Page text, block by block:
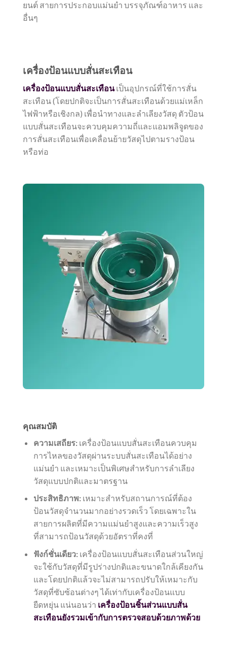
ยนต์ สายการประกอบแม่นยำ บรรจุภัณฑ์อาหาร และ
อื่นๆ
เครื่องป้อนแบบสั่นสะเทือน
เครื่องป้อนแบบสั่นสะเทือนเป็นอุปกรณ์ที่ใช้การสั่น
สะเทือน (โดยปกติจะเป็นการสั่นสะเทือนด้วยแม่เหล็ก
ไฟฟ้าหรือเชิงกล) เพื่อนำทางและลำเลียงวัสดุ ตัวป้อน
แบบสั่นสะเทือนจะควบคุมความถี่และแอมพลิจูดของ
การสั่นสะเทือนเพื่อเคลื่อนย้ายวัสดุไปตามรางป้อน
หรือท่อ
คุณสมบัติ
ความเสถียร:เครื่องป้อนแบบสั่นสะเทือนควบคุม
การไหลของวัสดุผ่านระบบสั่นสะเทือนได้อย่าง
แม่นยำ และเหมาะเป็นพิเศษสำหรับการลำเลียง
วัสดุแบบปกติและมาตรฐาน
ประสิทธิภาพ:เหมาะสำหรับสถานการณ์ที่ต้อง
ป้อนวัสดุจำนวนมากอย่างรวดเร็ว โดยเฉพาะใน
สายการผลิตที่มีความแม่นยำสูงและความเร็วสูง
ที่สามารถป้อนวัสดุด้วยอัตราที่คงที่
ฟังก์ชั่นเดียว:เครื่องป้อนแบบสั่นสะเทือนส่วนใหญ่
จะใช้กับวัสดุที่มีรูปร่างปกติและขนาดใกล้เคียงกัน
และโดยปกติแล้วจะไม่สามารถปรับให้เหมาะกับ
วัสดุที่ซับซ้อนต่างๆ ได้เท่ากับเครื่องป้อนแบบ
ยืดหยุ่น แน่นอนว่า เครื่องป้อนชิ้นส่วนแบบสั่น
สะเทือนยังรวมเข้ากับการตรวจสอบด้วยภาพด้วย